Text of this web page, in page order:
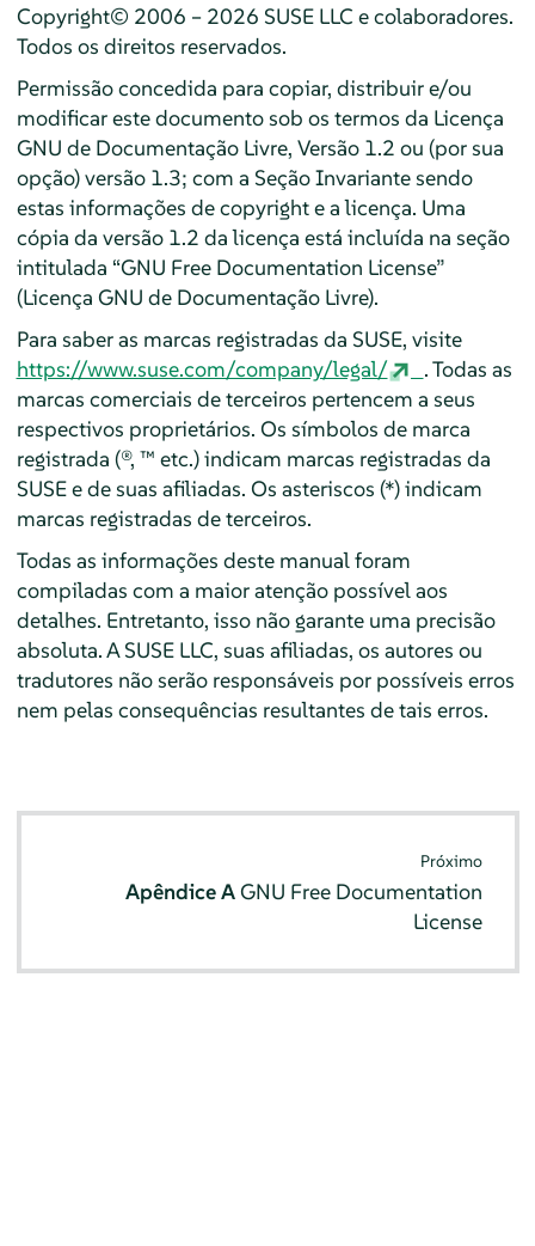
Copyright© 2006 – 2026 SUSE LLC e colaboradores.
Todos os direitos reservados.
Permissão concedida para copiar, distribuir e/ou
modificar este documento sob os termos da Licença
GNU de Documentação Livre, Versão 1.2 ou (por sua
opção) versão 1.3; com a Seção Invariante sendo
estas informações de copyright e a licença. Uma
cópia da versão 1.2 da licença está incluída na seção
intitulada “GNU Free Documentation License”
(Licença GNU de Documentação Livre).
Para saber as marcas registradas da SUSE, visite
https://www.suse.com/company/legal/
. Todas as
marcas comerciais de terceiros pertencem a seus
respectivos proprietários. Os símbolos de marca
registrada (®, ™ etc.) indicam marcas registradas da
SUSE e de suas afiliadas. Os asteriscos (*) indicam
marcas registradas de terceiros.
Todas as informações deste manual foram
compiladas com a maior atenção possível aos
detalhes. Entretanto, isso não garante uma precisão
absoluta. A SUSE LLC, suas afiliadas, os autores ou
tradutores não serão responsáveis por possíveis erros
nem pelas consequências resultantes de tais erros.
Próximo
Apêndice AGNU Free Documentation
License